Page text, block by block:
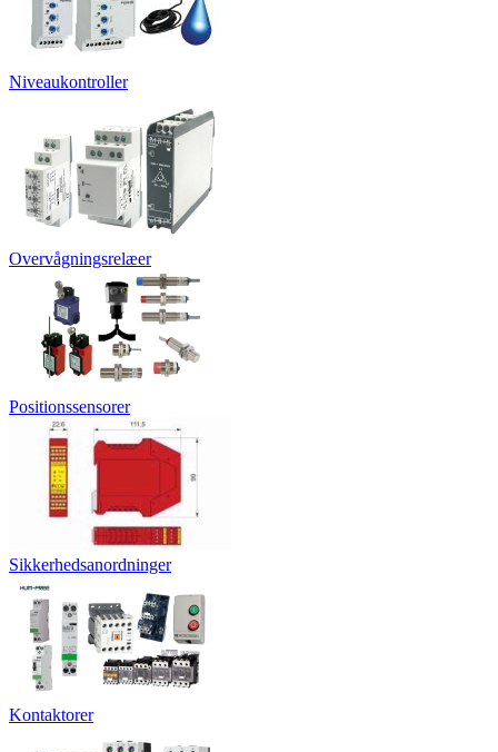
Niveaukontroller
Overvågningsrelæer
Positionssensorer
Sikkerhedsanordninger
Kontaktorer